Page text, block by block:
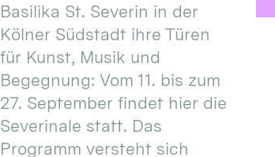
Basilika St. Severin in der
Kölner Südstadt ihre Türen
für Kunst, Musik und
Begegnung: Vom 11. bis zum
27. September findet hier die
Severinale statt. Das
Programm versteht sich